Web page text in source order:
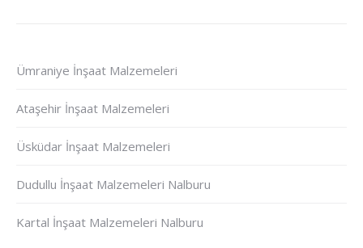
Ümraniye İnşaat Malzemeleri
Ataşehir İnşaat Malzemeleri
Üsküdar İnşaat Malzemeleri
Dudullu İnşaat Malzemeleri Nalburu
Kartal İnşaat Malzemeleri Nalburu